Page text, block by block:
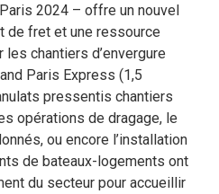
2024 – offre un nouvel
de fret et une ressource
chantiers d’envergure
Paris Express (1,5
pressentis chantiers
opérations de dragage, le
ou encore l’installation
de bateaux-logements ont
du secteur pour accueillir